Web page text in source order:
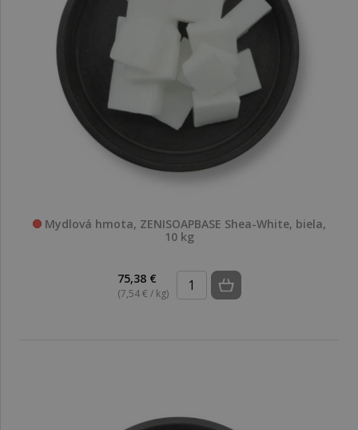
Mydlová hmota, ZENISOAPBASE Shea-White, biela,
10 kg
75,38 €
(7,54 € / kg)